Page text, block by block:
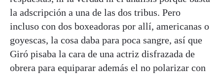
la adscripción a una de las dos tribus. Pero
incluso con dos boxeadoras por allí, americanas o
goyescas, la cosa daba para poca sangre, así que
Giró pisaba la cara de una actriz disfrazada de
obrera para equiparar además el no polarizar con